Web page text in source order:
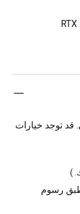
قد توجد خيارات
)
رسوم